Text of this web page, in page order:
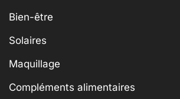
Bien-être
Solaires
Maquillage
Compléments alimentaires